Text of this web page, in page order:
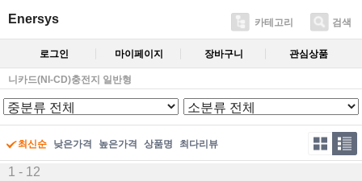
Enersys 카테고리 검색
로그인 마이페이지 장바구니 관심상품
니카드(NI-CD)충전지 일반형
최신순 낮은가격 높은가격 상품명 최다리뷰
1 - 12